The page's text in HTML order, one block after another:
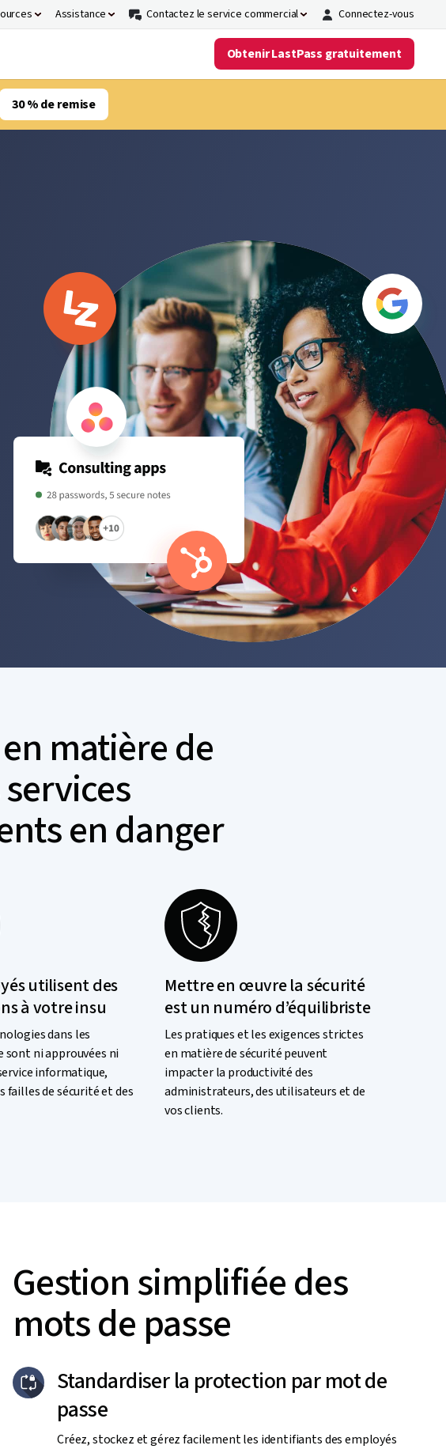
Assistance Contactez le service commercial Connectez-vous
Obtenir LastPass gratuitement
30 % de remise
matière de
en danger
utilisent des
à votre insu
dans les
sont ni approuvées ni
informatique,
failles de sécurité et des
Mettre en œuvre la sécurité
est un numéro d’équilibriste
Les pratiques et les exigences strictes
en matière de sécurité peuvent
impacter la productivité des
administrateurs, des utilisateurs et de
vos clients.
Gestion simplifiée des
mots de passe
Standardiser la protection par mot de
passe
Créez, stockez et gérez facilement les identifiants des employés